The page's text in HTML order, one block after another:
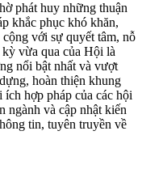
phát huy những thuận
khắc phục khó khăn,
với sự quyết tâm, nỗ
vừa qua của Hội là
nổi bật nhất và vượt
hoàn thiện khung
hợp pháp của các hội
ngành và cập nhật kiến
tin, tuyên truyền về